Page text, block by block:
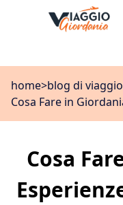
home>blog di
Cosa Fare in
Cosa